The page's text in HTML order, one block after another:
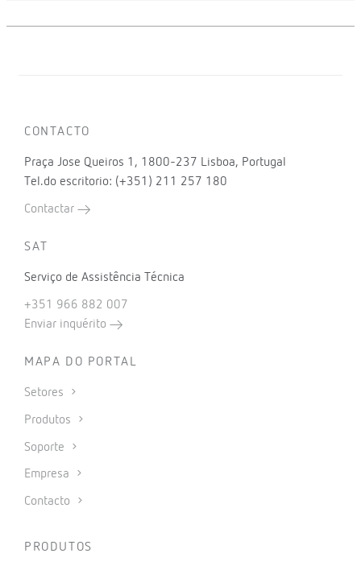
CONTACTO
Praça Jose Queiros 1, 1800-237 Lisboa, Portugal
Tel.do escritorio: (+351) 211 257 180
Contactar
SAT
Serviço de Assistência Técnica
+351 966 882 007
Enviar inquérito
MAPA DO PORTAL
Setores
Produtos
Soporte
Empresa
Contacto
PRODUTOS